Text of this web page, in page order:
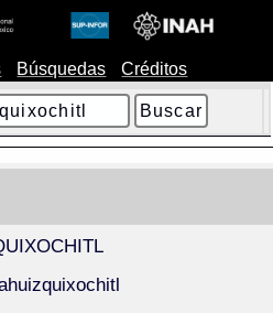
Búsquedas Créditos